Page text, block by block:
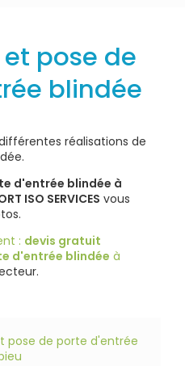
pose de
blindée
réalisations de
d'entrée blindée à
ISO SERVICES vous
: devis gratuit
d'entrée blindée à
pose de porte d'entrée